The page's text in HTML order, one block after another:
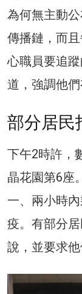
為何無主動
傳播鏈，而
心職員要追
道，強調他們
部分居民
下午2時許，
晶花園第6座
一、兩小時
疫。有部分
說，並要求他